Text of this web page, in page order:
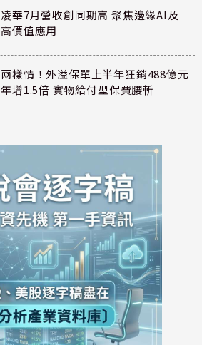
凌華7月營收創同期高 聚焦邊緣AI及
高價值應用
兩樣情！外溢保單上半年狂銷488億元
年增1.5倍 實物給付型保費腰斬